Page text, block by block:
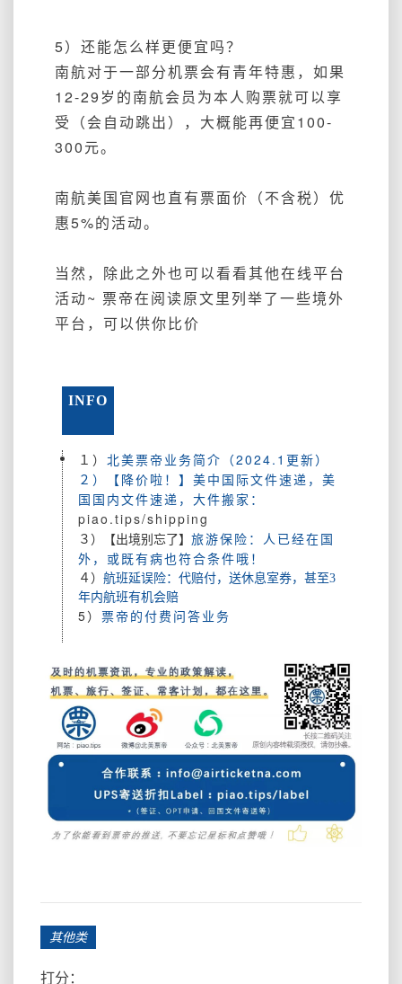
5）还能怎么样更便宜吗？
南航对于一部分机票会有青年特惠，如果
12-29岁的南航会员为本人购票就可以享
受（会自动跳出），大概能再便宜100-
300元。
南航美国官网也直有票面价（不含税）优
惠5%的活动。
当然，除此之外也可以看看其他在线平台
活动~ 票帝在阅读原文里列举了一些境外
平台，可以供你比价
INFO
１） 北美票帝业务简介（2024.1更新）
２）【降价啦！】美中国际文件速递，美
国国内文件速递，大件搬家：
piao.tips/shipping
３）【出境别忘了】 旅游保险：人已经在国
外，或既有病也符合条件哦！
４） 航班延误险：代赔付，送休息室券，甚至3
年内航班有机会赔
5） 票帝的付费问答业务
其他类
打分：